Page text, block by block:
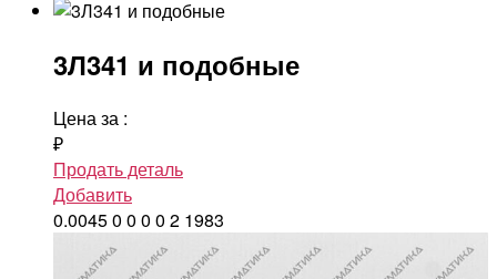
3Л341 и подобные
Цена за :
₽
Продать деталь
Добавить
0.00450 0 0 0 2 1983